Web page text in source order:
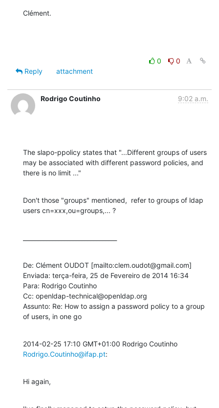
Clément.
0
0
Reply
attachment
Rodrigo Coutinho 9:02 a.m.
The slapo-ppolicy states that "...Different groups of users
may be associated with different password policies, and
there is no limit ..."
Don't those "groups" mentioned,  refer to groups of ldap
users cn=xxx,ou=groups,... ?
De: Clément OUDOT [mailto:clem.oudot@gmail.com]
Enviada: terça-feira, 25 de Fevereiro de 2014 16:34
Para: Rodrigo Coutinho
Cc: openldap-technical@openldap.org
Assunto: Re: How to assign a password policy to a group
of users, in one go
Rodrigo.Coutinho@ifap.pt:
Hi again,